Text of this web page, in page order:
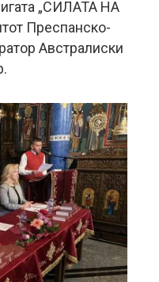
„СИЛАТА НА
Преспанско-
Австралиски